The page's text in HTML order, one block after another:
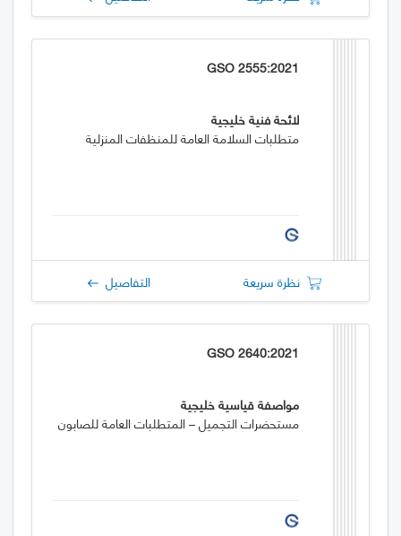
GSO 2555:2021
لائحة فنية خليجية
متطلبات السلامة العامة للمنظفات المنزلية
نظرة سريعة التفاصيل
GSO 2640:2021
مواصفة قياسية خليجية
مستحضرات التجميل – المتطلبات العامة للصابون